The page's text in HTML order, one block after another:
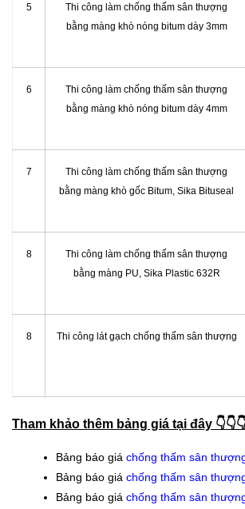
5
Thi công làm chống thấm sân thượng
bằng màng khò nóng bitum dày 3mm
6
Thi công làm chống thấm sân thượng
bằng màng khò nóng bitum dày 4mm
7
Thi công làm chống thấm sân thượng
bằng màng khò gốc Bitum, Sika Bituseal
8
Thi công làm chống thấm sân thượng
bằng màng PU, Sika Plastic 632R
8 Thi công lát gạch chống thấm sân thượng
Tham khảo thêm bảng giá tại đây
Bảng báo giá chống thấm sân
Bảng báo giá chống thấm sân
Bảng báo giá chống thấm sân